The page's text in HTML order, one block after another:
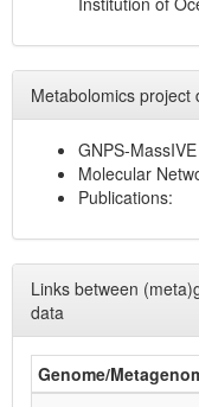
Metabolomics project
GNPS-
Molecular
Publications:
Links between
data
Genome/